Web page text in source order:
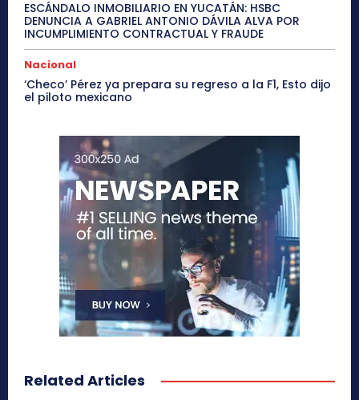
ESCÁNDALO INMOBILIARIO EN YUCATÁN: HSBC
DENUNCIA A GABRIEL ANTONIO DÁVILA ALVA POR
INCUMPLIMIENTO CONTRACTUAL Y FRAUDE
Nacional
‘Checo’ Pérez ya prepara su regreso a la F1, Esto dijo
el piloto mexicano
Related Articles